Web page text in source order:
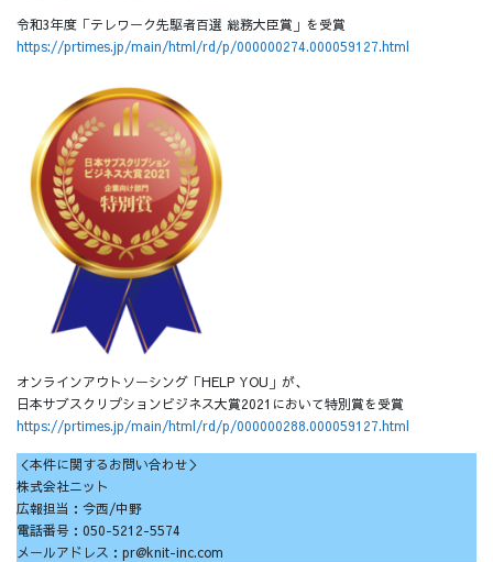
​令和3年度「テレワーク先駆者百選 総務大臣賞」を受賞
https://prtimes.jp/main/html/rd/p/000000274.000059127.html
オンラインアウトソーシング「HELP YOU」が、
日本サブスクリプションビジネス大賞2021において特別賞を受賞
https://prtimes.jp/main/html/rd/p/000000288.000059127.html
＜本件に関するお問い合わせ＞
株式会社ニット
広報担当：今西/中野
電話番号：050-5212-5574
メールアドレス：pr@knit-inc.com